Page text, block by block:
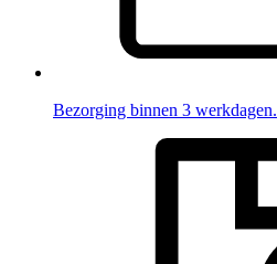
Bezorging binnen 3 werkdagen.